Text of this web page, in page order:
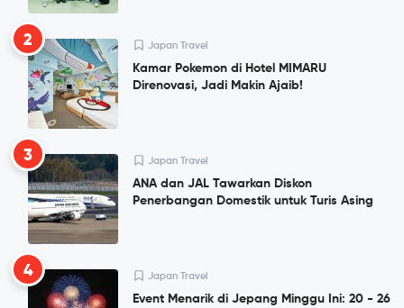
2 Japan Travel
Kamar Pokemon di Hotel MIMARU
Direnovasi, Jadi Makin Ajaib!
3 Japan Travel
ANA dan JAL Tawarkan Diskon
Penerbangan Domestik untuk Turis Asing
4 Japan Travel
Event Menarik di Jepang Minggu Ini: 20 - 26